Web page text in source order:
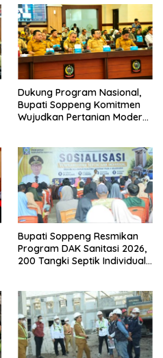
Dukung Program Nasional,
Bupati Soppeng Komitmen
Wujudkan Pertanian Modern
Bupati Soppeng Resmikan
Program DAK Sanitasi 2026,
200 Tangki Septik Individual